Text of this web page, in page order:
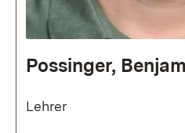
Possinger,
Lehrer